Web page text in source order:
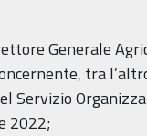
Generale
tra
Servizio
2022;